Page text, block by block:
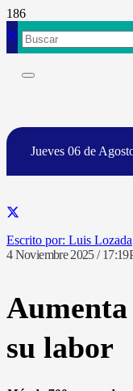
Jueves 06 de
Luis Lozada
4 Noviembre 2025 /
su labor